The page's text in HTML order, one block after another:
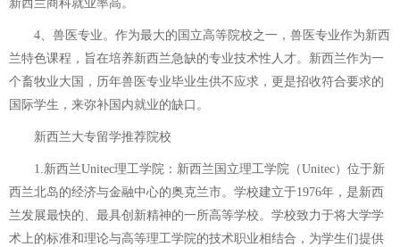
新西兰商科就业率高。
4、兽医专业。作为最大的国立高等院校之一，兽医专业作为新西
兰特色课程，旨在培养新西兰急缺的专业技术性人才。新西兰作为一
个畜牧业大国，历年兽医专业毕业生供不应求，更是招收符合要求的
国际学生，来弥补国内就业的缺口。
新西兰大专留学推荐院校
1.新西兰Unitec理工学院：新西兰国立理工学院（Unitec）位于新
西兰北岛的经济与金融中心的奥克兰市。学校建立于1976年，是新西
兰发展最快的、最具创新精神的一所高等学校。学校致力于将大学学
术上的标准和理论与高等理工学院的技术职业相结合，为学生们提供